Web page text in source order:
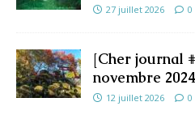
27 juillet 2026 0
[Cher journal
novembre 2024
12 juillet 2026 0